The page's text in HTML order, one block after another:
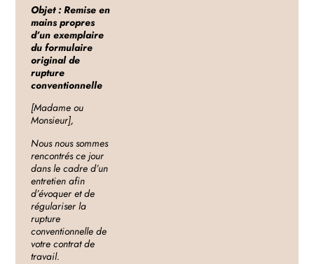
Objet : Remise en
mains propres
d’un exemplaire
du formulaire
original de
rupture
conventionnelle
[Madame ou
Monsieur],
Nous nous sommes
rencontrés ce jour
dans le cadre d’un
entretien afin
d’évoquer et de
régulariser la
rupture
conventionnelle de
votre contrat de
travail.